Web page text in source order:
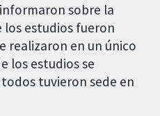
sobre la
los estudios fueron
realizaron en un único
los estudios se
tuvieron sede en